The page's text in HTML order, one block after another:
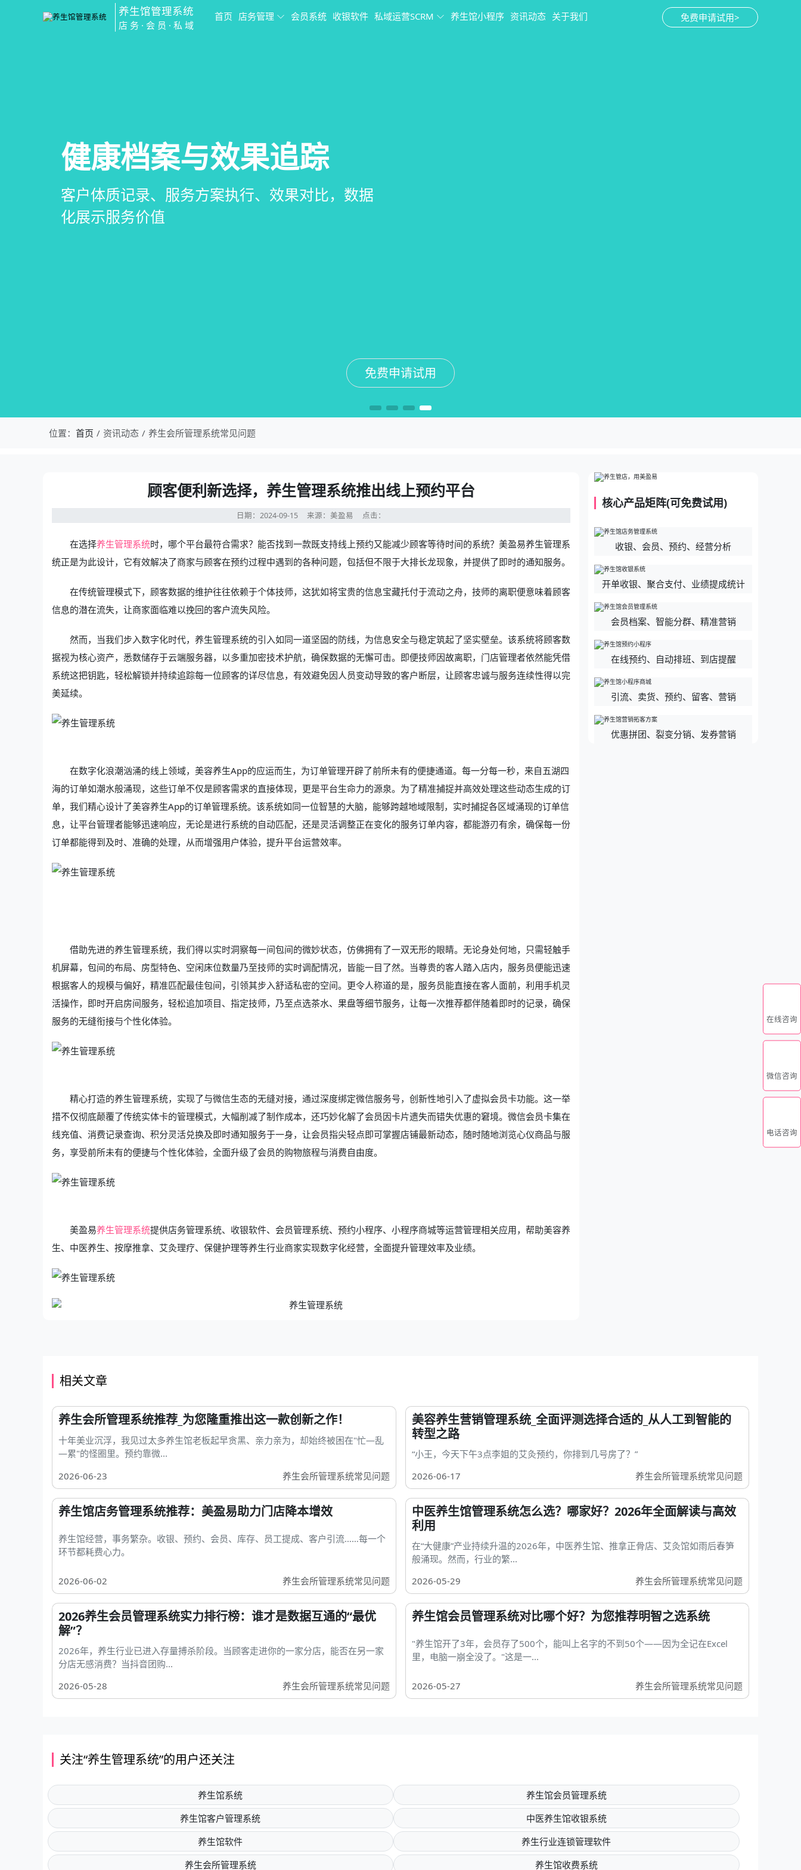
养生馆管理系统
店务·会员·私域
免费申请试用>
首页 店务管理 会员系统 收银软件 私域运营SCRM 养生馆小程序 资讯动态 关于我们
会员营销&锁客
会员积分、套餐定制、精准营销、客户关怀，提
升复购率与客单价
免费申请试用
预约与工位管理
在线预约、智能排班、技师调度、房间/床位状态
一目了然，提升资源利用率
免费申请试用
健康档案与效果追踪
客户体质记录、服务方案执行、效果对比，数据
化展示服务价值
免费申请试用
智慧养生馆管理系统
一站式解决养生馆预约、服务、会员、财务、营
销全流程数字化管理
免费申请试用
位置： 首页 资讯动态 养生会所管理系统常见问题
顾客便利新选择，养生管理系统推出线上预约平台
日期：2024-09-15 来源：美盈易 点击：
在选择养生管理系统时，哪个平台最符合需求？能否找到一款既支持线上预约又能减少顾客等待时间的系统？美盈易养生管理系
统正是为此设计，它有效解决了商家与顾客在预约过程中遇到的各种问题，包括但不限于大排长龙现象，并提供了即时的通知服务。
在传统管理模式下，顾客数据的维护往往依赖于个体技师，这犹如将宝贵的信息宝藏托付于流动之舟，技师的离职便意味着顾客
信息的潜在流失，让商家面临难以挽回的客户流失风险。
然而，当我们步入数字化时代，养生管理系统的引入如同一道坚固的防线，为信息安全与稳定筑起了坚实壁垒。该系统将顾客数
据视为核心资产，悉数储存于云端服务器，以多重加密技术护航，确保数据的无懈可击。即便技师因故离职，门店管理者依然能凭借
系统这把钥匙，轻松解锁并持续追踪每一位顾客的详尽信息，有效避免因人员变动导致的客户断层，让顾客忠诚与服务连续性得以完
美延续。
在数字化浪潮汹涌的线上领域，美容养生App的应运而生，为订单管理开辟了前所未有的便捷通道。每一分每一秒，来自五湖四
海的订单如潮水般涌现，这些订单不仅是顾客需求的直接体现，更是平台生命力的源泉。为了精准捕捉并高效处理这些动态生成的订
单，我们精心设计了美容养生App的订单管理系统。该系统如同一位智慧的大脑，能够跨越地域限制，实时捕捉各区域涌现的订单信
息，让平台管理者能够迅速响应，无论是进行系统的自动匹配，还是灵活调整正在变化的服务订单内容，都能游刃有余，确保每一份
订单都能得到及时、准确的处理，从而增强用户体验，提升平台运营效率。
借助先进的养生管理系统，我们得以实时洞察每一间包间的微妙状态，仿佛拥有了一双无形的眼睛。无论身处何地，只需轻触手
机屏幕，包间的布局、房型特色、空闲床位数量乃至技师的实时调配情况，皆能一目了然。当尊贵的客人踏入店内，服务员便能迅速
根据客人的规模与偏好，精准匹配最佳包间，引领其步入舒适私密的空间。更令人称道的是，服务员能直接在客人面前，利用手机灵
活操作，即时开启房间服务，轻松追加项目、指定技师，乃至点选茶水、果盘等细节服务，让每一次推荐都伴随着即时的记录，确保
服务的无缝衔接与个性化体验。
精心打造的养生管理系统，实现了与微信生态的无缝对接，通过深度绑定微信服务号，创新性地引入了虚拟会员卡功能。这一举
措不仅彻底颠覆了传统实体卡的管理模式，大幅削减了制作成本，还巧妙化解了会员因卡片遗失而错失优惠的窘境。微信会员卡集在
线充值、消费记录查询、积分灵活兑换及即时通知服务于一身，让会员指尖轻点即可掌握店铺最新动态，随时随地浏览心仪商品与服
务，享受前所未有的便捷与个性化体验，全面升级了会员的购物旅程与消费自由度。
美盈易养生管理系统提供店务管理系统、收银软件、会员管理系统、预约小程序、小程序商城等运营管理相关应用，帮助美容养
生、中医养生、按摩推拿、艾灸理疗、保健护理等养生行业商家实现数字化经营，全面提升管理效率及业绩。
核心产品矩阵(可免费试用)
收银、会员、预约、经营分析
开单收银、聚合支付、业绩提成统计
会员档案、智能分群、精准营销
在线预约、自动排班、到店提醒
引流、卖货、预约、留客、营销
优惠拼团、裂变分销、发券营销
相关文章
养生会所管理系统推荐_为您隆重推出这一款创新之作！
十年美业沉浮，我见过太多养生馆老板起早贪黑、亲力亲为，却始终被困在"忙—乱
—累"的怪圈里。预约靠微...
2026-06-23
养生会所管理系统常见问题
美容养生营销管理系统_全面评测选择合适的_从人工到智能的
转型之路
“小王，今天下午3点李姐的艾灸预约，你排到几号房了？”
2026-06-17
养生会所管理系统常见问题
养生馆店务管理系统推荐：美盈易助力门店降本增效
养生馆经营，事务繁杂。收银、预约、会员、库存、员工提成、客户引流……每一个
环节都耗费心力。
2026-06-02 养生会所管理系统常见问题
中医养生馆管理系统怎么选？哪家好？2026年全面解读与高效
利用
在“大健康”产业持续升温的2026年，中医养生馆、推拿正骨店、艾灸馆如雨后春笋
般涌现。然而，行业的繁...
2026-05-29
养生会所管理系统常见问题
2026养生会员管理系统实力排行榜：谁才是数据互通的“最优
解”？
2026年，养生行业已进入存量搏杀阶段。当顾客走进你的一家分店，能否在另一家
分店无感消费？当抖音团购...
2026-05-28
养生会所管理系统常见问题
养生馆会员管理系统对比哪个好？为您推荐明智之选系统
"养生馆开了3年，会员存了500个，能叫上名字的不到50个——因为全记在Excel
里，电脑一崩全没了。"这是一...
2026-05-27 养生会所管理系统常见问题
关注“养生管理系统”的用户还关注
养生馆系统
养生馆会员管理系统
养生馆客户管理系统
中医养生馆收银系统
养生馆软件
养生行业连锁管理软件
养生会所管理系统
养生馆收费系统
在线咨询
微信咨询
电话咨询